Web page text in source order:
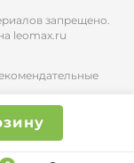
запрещено.
leomax.ru